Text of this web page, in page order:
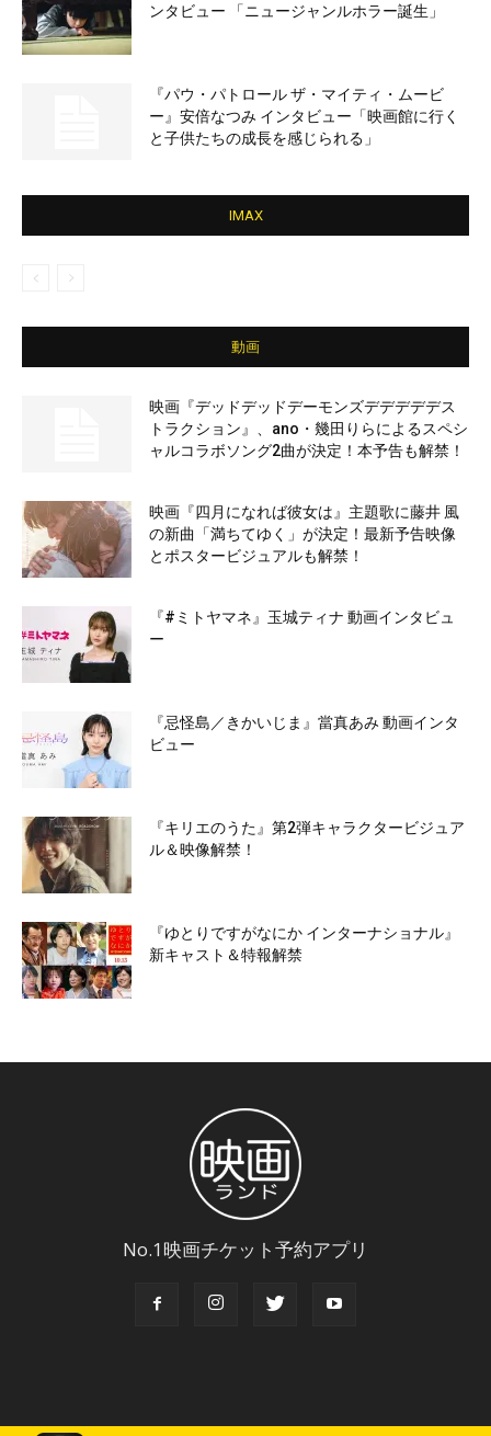
ンタビュー 「ニュージャンルホラー誕生」
『パウ・パトロール ザ・マイティ・ムービ
ー』安倍なつみ インタビュー「映画館に行く
と子供たちの成長を感じられる」
IMAX
動画
映画『デッドデッドデーモンズデデデデデス
トラクション』、ano・幾田りらによるスペシ
ャルコラボソング2曲が決定！本予告も解禁！
映画『四月になれば彼女は』主題歌に藤井 風
の新曲「満ちてゆく」が決定！最新予告映像
とポスタービジュアルも解禁！
『#ミトヤマネ』玉城ティナ 動画インタビュ
ー
『忌怪島／きかいじま』當真あみ 動画インタ
ビュー
『キリエのうた』第2弾キャラクタービジュア
ル＆映像解禁！
『ゆとりですがなにか インターナショナル』
新キャスト＆特報解禁
No.1映画チケット予約アプリ